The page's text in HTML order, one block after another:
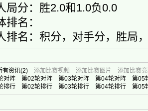
局分：胜2.0和1.0负0.0
排名：
排名：积分，对手分，胜局
有资讯(2) 添加比赛视频 添加比赛图片
添加比赛
对阵
第02轮对阵 第03轮对阵 第04轮对阵
第05
排行
第02轮排行 第03轮排行 第04轮排行 第05